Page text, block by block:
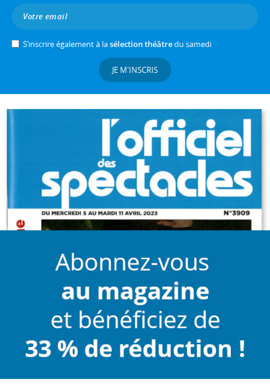
S’inscrire également à lasélection théâtredu samedi
JE M'INSCRIS